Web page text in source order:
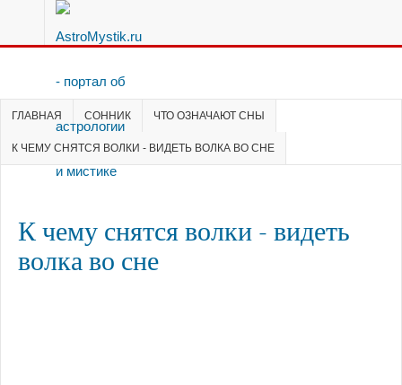
ГЛАВНАЯ СОННИК ЧТО ОЗНАЧАЮТ СНЫ
К ЧЕМУ СНЯТСЯ ВОЛКИ - ВИДЕТЬ ВОЛКА ВО СНЕ
К чему снятся волки - видеть
волка во сне